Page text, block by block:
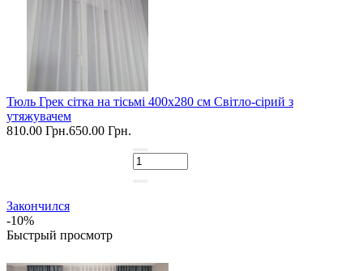
Тюль Грек сітка на тісьмі 400х280 см Світло-сірий з
утяжувачем
810.00 Грн.650.00 Грн.
Закончился
-10%
Быстрый просмотр